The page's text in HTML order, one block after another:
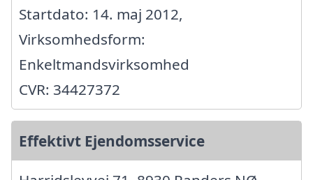
Startdato: 14. maj 2012,
Virksomhedsform:
Enkeltmandsvirksomhed
CVR: 34427372
Effektivt Ejendomsservice